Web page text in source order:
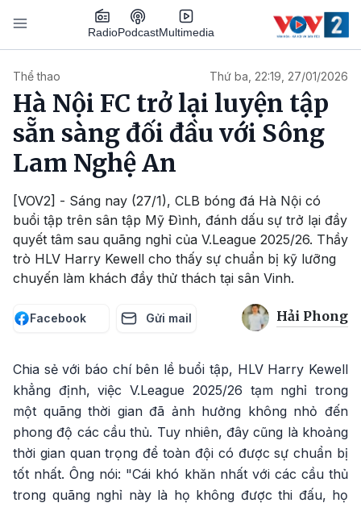
Nhảy đến nội dung
RadioPodcastMultimedia
Thể thao Thứ ba, 22:19, 27/01/2026
Hà Nội FC trở lại luyện tập
sẵn sàng đối đầu với Sông
Lam Nghệ An
[VOV2] - Sáng nay (27/1), CLB bóng đá Hà Nội có
buổi tập trên sân tập Mỹ Đình, đánh dấu sự trở lại đầy
quyết tâm sau quãng nghỉ của V.League 2025/26. Thầy
trò HLV Harry Kewell cho thấy sự chuẩn bị kỹ lưỡng
chuyến làm khách đầy thử thách tại sân Vinh.
Facebook Gửi mail Hải Phong
Chia sẻ với báo chí bên lề buổi tập, HLV Harry Kewell
khẳng định, việc V.League 2025/26 tạm nghỉ trong
một quãng thời gian đã ảnh hưởng không nhỏ đến
phong độ các cầu thủ. Tuy nhiên, đây cũng là khoảng
thời gian quan trọng để toàn đội có được sự chuẩn bị
tốt nhất. Ông nói: "Cái khó khăn nhất với các cầu thủ
trong quãng nghỉ này là họ không được thi đấu, họ